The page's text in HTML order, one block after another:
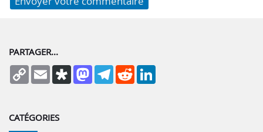
PARTAGER...
Copy
Link
Email DiasporaMastodonTelegram
Reddit
CATÉGORIES